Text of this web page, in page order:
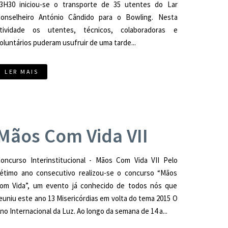
iniciou-se o transporte de 35 utentes do Lar
António Cândido para o Bowling. Nesta
os utentes, técnicos, colaboradoras e
puderam usufruir de uma tarde...
LER MAIS
Com Vida VII
Interinstitucional - Mãos Com Vida VII Pelo
ano consecutivo realizou-se o concurso “Mãos
Vida”, um evento já conhecido de todos nós que
este ano 13 Misericórdias em volta do tema 2015 O
Internacional da Luz. Ao longo da semana de 14 a...